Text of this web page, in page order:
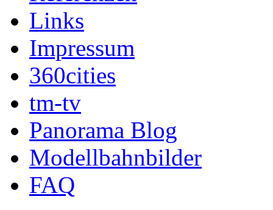
Links
Impressum
360cities
tm-tv
Panorama Blog
Modellbahnbilder
FAQ